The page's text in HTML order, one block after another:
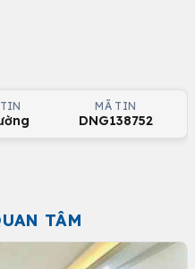
MÃ TIN
DNG138752
TÂM